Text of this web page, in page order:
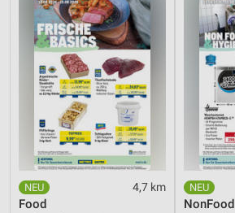
4,7 km
Food NonFood
Informationen identifizieren
Nicht-IAB-Verarbeitungszwecke:
Notwendig
Performance
Funktional
Werbung